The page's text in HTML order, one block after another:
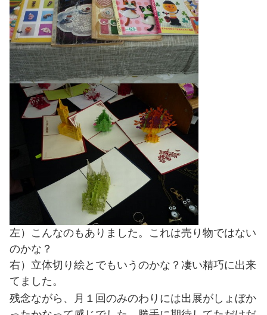
左）こんなのもありました。これは売り物ではない
のかな？
右）立体切り絵とでもいうのかな？凄い精巧に出来
てました。
残念ながら、月１回のみのわりには出展がしょぼか